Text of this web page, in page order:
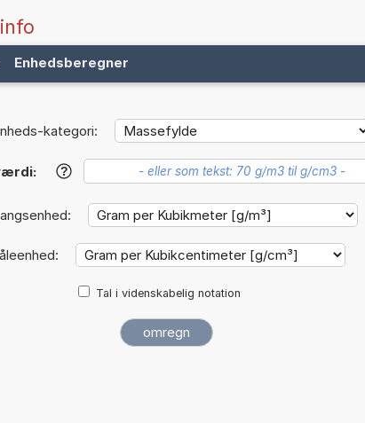
Enhedsberegner
kategori:
?
Tal i videnskabelig notation